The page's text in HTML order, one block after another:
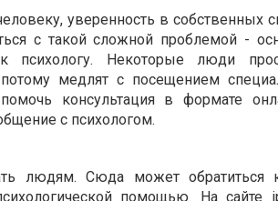
уверенность в собственных
с такой сложной проблемой -
психологу. Некоторые люди
медлят с посещением
консультация в формате
с психологом.
людям. Сюда может обратиться
помощью. На сайте